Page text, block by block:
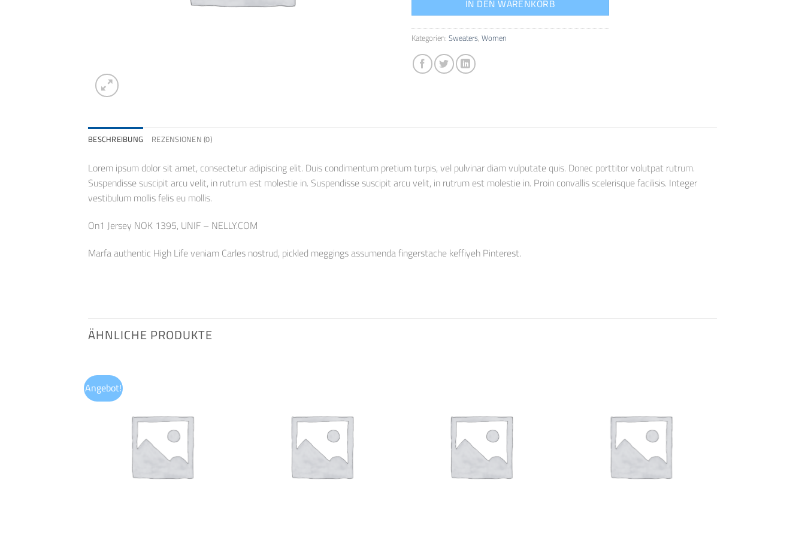
IN DEN WARENKORB
Kategorien:Sweaters,Women
BESCHREIBUNG REZENSIONEN (0)
Lorem ipsum dolor sit amet, consectetur adipiscing elit. Duis condimentum pretium turpis, vel pulvinar diam vulputate quis. Donec porttitor volutpat rutrum.
Suspendisse suscipit arcu velit, in rutrum est molestie in. Suspendisse suscipit arcu velit, in rutrum est molestie in. Proin convallis scelerisque facilisis. Integer
vestibulum mollis felis eu mollis.
On1 Jersey NOK 1395, UNIF – NELLY.COM
Marfa authentic High Life veniam Carles nostrud, pickled meggings assumenda fingerstache keffiyeh Pinterest.
ÄHNLICHE PRODUKTE
Angebot!